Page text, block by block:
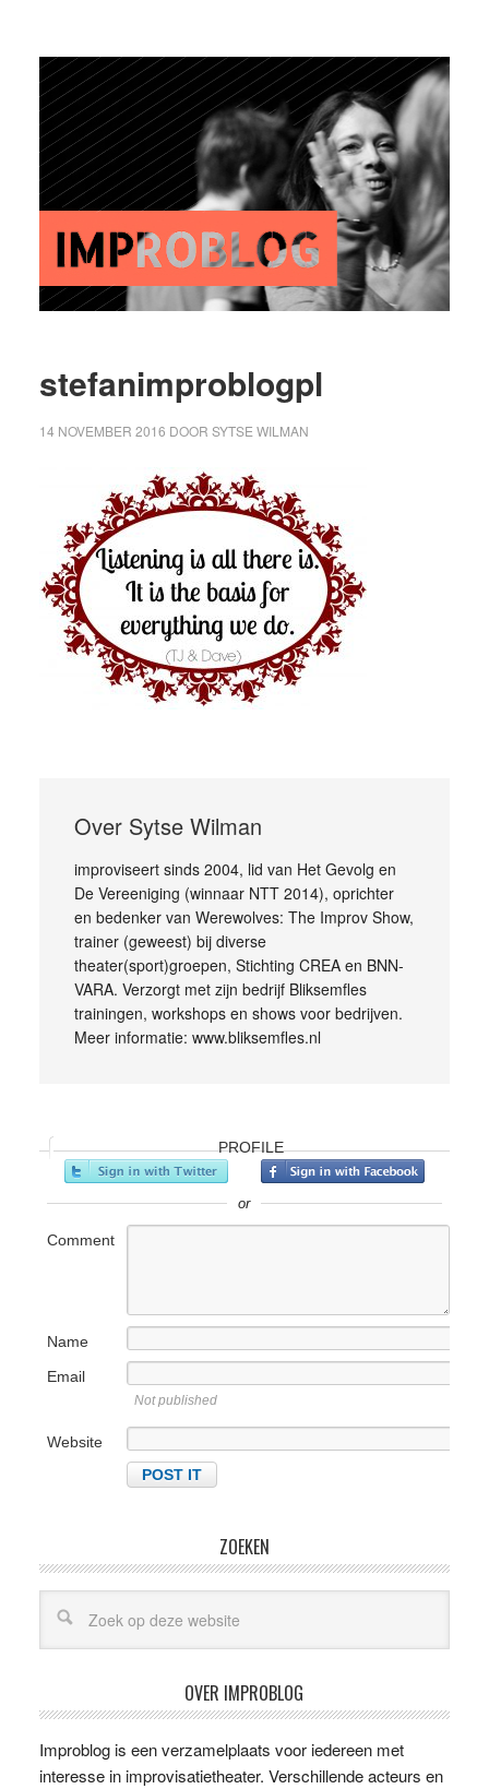
stefanimproblogpl
14 NOVEMBER 2016 DOOR SYTSE WILMAN
Over Sytse Wilman
improviseert sinds 2004, lid van Het Gevolg en
De Vereeniging (winnaar NTT 2014), oprichter
en bedenker van Werewolves: The Improv Show,
trainer (geweest) bij diverse
theater(sport)groepen, Stichting CREA en BNN-
VARA. Verzorgt met zijn bedrijf Bliksemfles
trainingen, workshops en shows voor bedrijven.
Meer informatie: www.bliksemfles.nl
PROFILE
or
Comment
Name
Email
Not published
Website
ZOEKEN
OVER IMPROBLOG
Improblog is een verzamelplaats voor iedereen met
interesse in improvisatietheater. Verschillende acteurs en